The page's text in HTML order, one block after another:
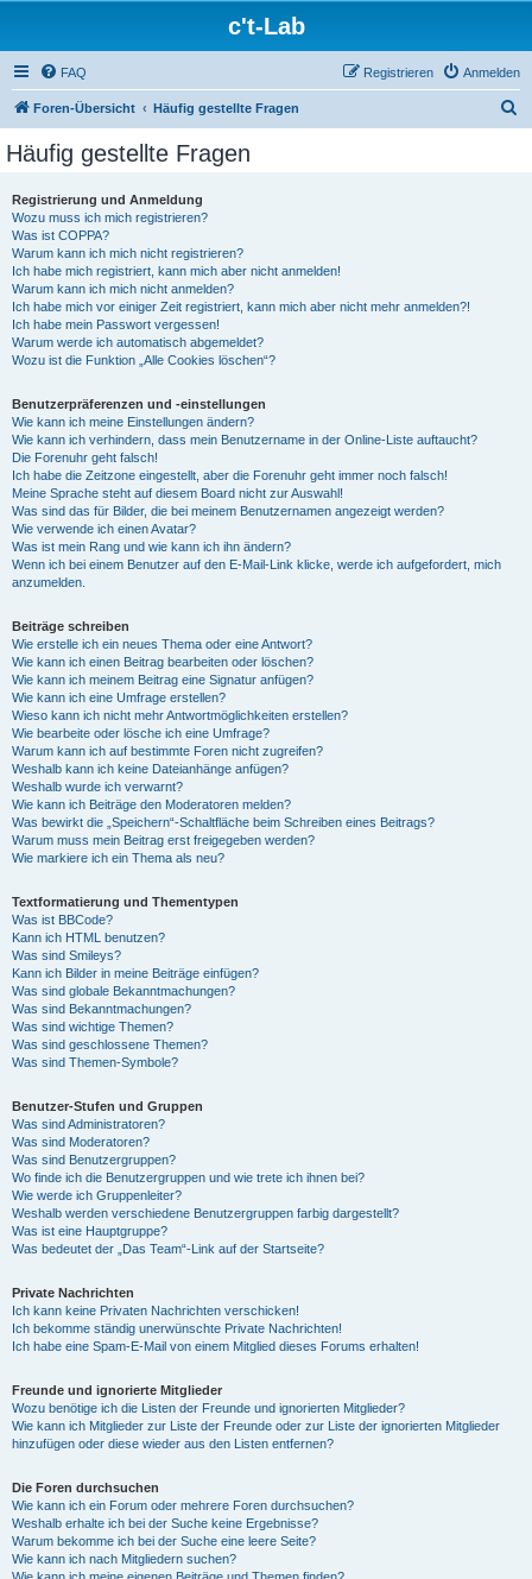
c't-Lab
FAQ Anmelden
Registrieren
Foren-Übersicht Häufig gestellte Fragen
Häufig gestellte Fragen
Registrierung und Anmeldung
Wozu muss ich mich registrieren?
Was ist COPPA?
Warum kann ich mich nicht registrieren?
Ich habe mich registriert, kann mich aber nicht anmelden!
Warum kann ich mich nicht anmelden?
Ich habe mich vor einiger Zeit registriert, kann mich aber nicht mehr anmelden?!
Ich habe mein Passwort vergessen!
Warum werde ich automatisch abgemeldet?
Wozu ist die Funktion „Alle Cookies löschen“?
Benutzerpräferenzen und -einstellungen
Wie kann ich meine Einstellungen ändern?
Wie kann ich verhindern, dass mein Benutzername in der Online-Liste auftaucht?
Die Forenuhr geht falsch!
Ich habe die Zeitzone eingestellt, aber die Forenuhr geht immer noch falsch!
Meine Sprache steht auf diesem Board nicht zur Auswahl!
Was sind das für Bilder, die bei meinem Benutzernamen angezeigt werden?
Wie verwende ich einen Avatar?
Was ist mein Rang und wie kann ich ihn ändern?
Wenn ich bei einem Benutzer auf den E-Mail-Link klicke, werde ich aufgefordert, mich
anzumelden.
Beiträge schreiben
Wie erstelle ich ein neues Thema oder eine Antwort?
Wie kann ich einen Beitrag bearbeiten oder löschen?
Wie kann ich meinem Beitrag eine Signatur anfügen?
Wie kann ich eine Umfrage erstellen?
Wieso kann ich nicht mehr Antwortmöglichkeiten erstellen?
Wie bearbeite oder lösche ich eine Umfrage?
Warum kann ich auf bestimmte Foren nicht zugreifen?
Weshalb kann ich keine Dateianhänge anfügen?
Weshalb wurde ich verwarnt?
Wie kann ich Beiträge den Moderatoren melden?
Was bewirkt die „Speichern“-Schaltfläche beim Schreiben eines Beitrags?
Warum muss mein Beitrag erst freigegeben werden?
Wie markiere ich ein Thema als neu?
Textformatierung und Thementypen
Was ist BBCode?
Kann ich HTML benutzen?
Was sind Smileys?
Kann ich Bilder in meine Beiträge einfügen?
Was sind globale Bekanntmachungen?
Was sind Bekanntmachungen?
Was sind wichtige Themen?
Was sind geschlossene Themen?
Was sind Themen-Symbole?
Benutzer-Stufen und Gruppen
Was sind Administratoren?
Was sind Moderatoren?
Was sind Benutzergruppen?
Wo finde ich die Benutzergruppen und wie trete ich ihnen bei?
Wie werde ich Gruppenleiter?
Weshalb werden verschiedene Benutzergruppen farbig dargestellt?
Was ist eine Hauptgruppe?
Was bedeutet der „Das Team“-Link auf der Startseite?
Private Nachrichten
Ich kann keine Privaten Nachrichten verschicken!
Ich bekomme ständig unerwünschte Private Nachrichten!
Ich habe eine Spam-E-Mail von einem Mitglied dieses Forums erhalten!
Freunde und ignorierte Mitglieder
Wozu benötige ich die Listen der Freunde und ignorierten Mitglieder?
Wie kann ich Mitglieder zur Liste der Freunde oder zur Liste der ignorierten Mitglieder
hinzufügen oder diese wieder aus den Listen entfernen?
Die Foren durchsuchen
Wie kann ich ein Forum oder mehrere Foren durchsuchen?
Weshalb erhalte ich bei der Suche keine Ergebnisse?
Warum bekomme ich bei der Suche eine leere Seite?
Wie kann ich nach Mitgliedern suchen?